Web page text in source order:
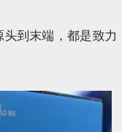
头到末端，都是致力